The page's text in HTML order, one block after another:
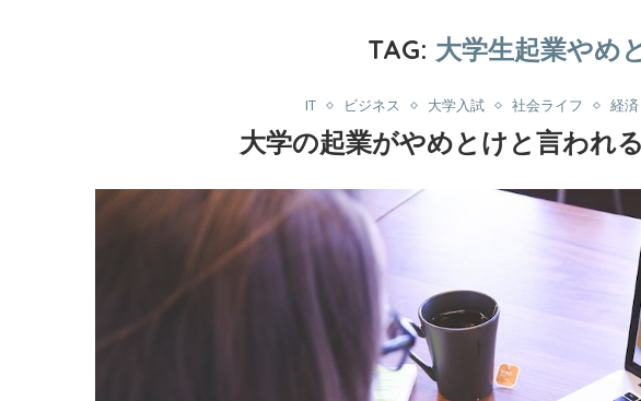
TAG: 大学生起業やめ
IT ビジネス 大学入試 社会ライフ 経
大学の起業がやめとけと言われ